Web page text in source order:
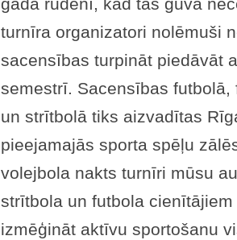
gada rudenī, kad tas guva
turnīra organizatori nolēmuši
sacensības turpināt piedāvāt
semestrī. Sacensības
un strītbolā tiks aizvadītas
pieejamajās sporta spēļu
volejbola nakts turnīri mūsu
strītbola un futbola
izmēģināt aktīvu sportošanu